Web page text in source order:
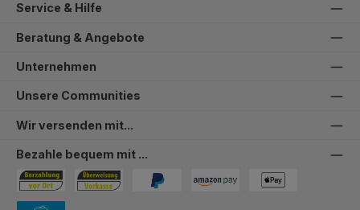
Service & Hilfe
Beratung & Angebote
Unternehmen
Unsere Communities
Wir versenden mit...
Bezahle bequem mit ...
Bezahlung in der Filiale